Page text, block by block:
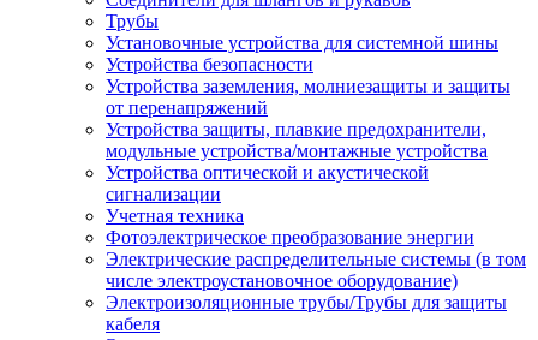
Трубы
Установочные устройства для системной шины
Устройства безопасности
Устройства заземления, молниезащиты и защиты
от перенапряжений
Устройства защиты, плавкие предохранители,
модульные устройства/монтажные устройства
Устройства оптической и акустической
сигнализации
Учетная техника
Фотоэлектрическое преобразование энергии
Электрические распределительные системы (в том
числе электроустановочное оборудование)
Электроизоляционные трубы/Трубы для защиты
кабеля